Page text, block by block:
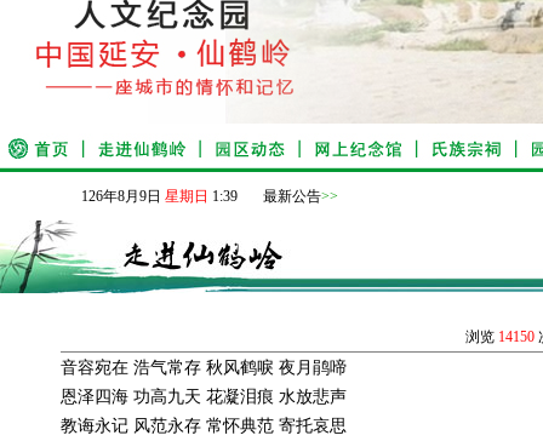
126年8月9日星期日 1:39 最新公告>>
浏览 14150
音容宛在 浩气常存 秋风鹤唳 夜月鹃啼
恩泽四海 功高九天 花凝泪痕 水放悲声
教诲永记 风范永存 常怀典范 寄托哀思